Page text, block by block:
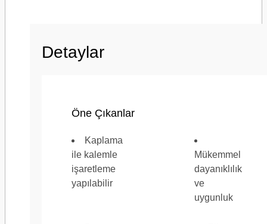
-20
Sırt (Taşıyıcı) Malzemesi
Detaylar
Öne Çıkanlar
Kaplama
ile kalemle
işaretleme
yapılabilir
Mükemmel
dayanıklılık
ve
uygunluk